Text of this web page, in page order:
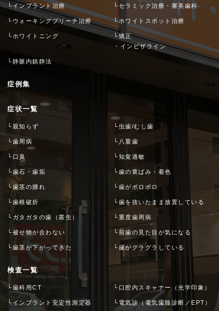
└インプラント治療 └セラミック治療・審美歯科
└ウォーキングブリーチ治療 └ホワイトスポット治療
└ホワイトニング
└矯正
・インビザライン
└静脈内鎮静法
症例集
症状一覧
└親知らず └虫歯/むし歯
└歯周病 └八重歯
└口臭 └知覚過敏
└歯石・歯垢 └歯の黄ばみ・着色
└歯茎の腫れ └歯がボロボロ
└歯根破折 └歯を抜いたまま放置している
└ガタガタの歯（叢生） └重度歯周病
└被せ物が合わない └前歯の見た目が気になる
└歯茎が下がってきた └歯がグラグラしている
検査一覧
└歯科用CT └口腔内スキャナー（光学印象）
└インプラント安定性測定器 └電気診（電気歯髄診断／EPT）